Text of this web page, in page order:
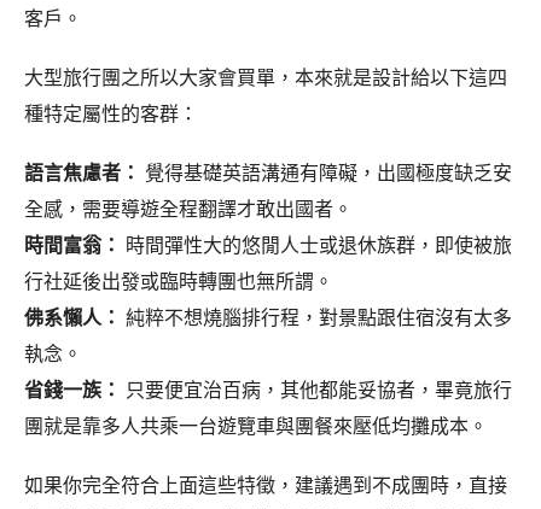
客戶。
大型旅行團之所以大家會買單，本來就是設計給以下這四
種特定屬性的客群：
語言焦慮者：
覺得基礎英語溝通有障礙，出國極度缺乏安
全感，需要導遊全程翻譯才敢出國者。
時間富翁：
時間彈性大的悠閒人士或退休族群，即使被旅
行社延後出發或臨時轉團也無所謂。
佛系懶人： 純粹不想燒腦排行程，對景點跟住宿沒有太多
執念。
省錢一族：
只要便宜治百病，其他都能妥協者，畢竟旅行
團就是靠多人共乘一台遊覽車與團餐來壓低均攤成本。
如果你完全符合上面這些特徵，建議遇到不成團時，直接